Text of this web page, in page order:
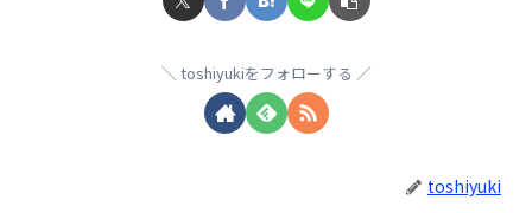
toshiyukiをフォローする
toshiyuki